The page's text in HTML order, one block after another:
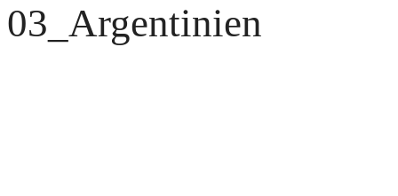
03_Argentinien